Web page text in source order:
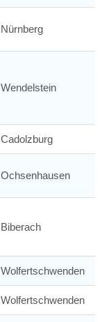
Nürnberg
Wendelstein
Cadolzburg
Ochsenhausen
Biberach
Wolfertschwenden
Wolfertschwenden